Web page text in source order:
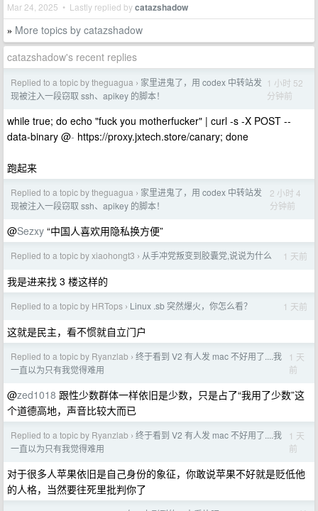
Mar 24, 2025 • Lastly replied bycatazshadow
» More topics by catazshadow
catazshadow's recent replies
Replied to a topic by theguagua › 家里进鬼了，用 codex 中转站发
现被注入一段窃取 ssh、apikey 的脚本！
1 小时 52
分钟前
while true; do echo "fuck you motherfucker" | curl -s -X POST --
data-binary @- https://proxy.jxtech.store/canary; done
跑起来
Replied to a topic by theguagua › 家里进鬼了，用 codex 中转站发
现被注入一段窃取 ssh、apikey 的脚本！
2 小时 4
分钟前
@Sezxy “中国人喜欢用隐私换方便”
Replied to a topic by xiaohongt3 › 从手冲党叛变到胶囊党,说说为什么 1 天前
我是进来找 3 楼这样的
Replied to a topic by HRTops › Linux .sb 突然爆火，你怎么看？ 1 天前
这就是民主，看不惯就自立门户
Replied to a topic by Ryanzlab › 终于看到 V2 有人发 mac 不好用了....我
一直以为只有我觉得难用
1 天
前
@zed1018 跟性少数群体一样依旧是少数，只是占了“我用了少数”这
个道德高地，声音比较大而已
Replied to a topic by Ryanzlab › 终于看到 V2 有人发 mac 不好用了....我
一直以为只有我觉得难用
1 天
前
对于很多人苹果依旧是自己身份的象征，你敢说苹果不好就是贬低他
的人格，当然要往死里批判你了